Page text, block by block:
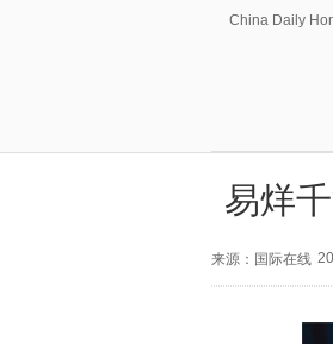
China Daily
易烊
来源：国际在线